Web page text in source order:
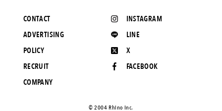
INSTAGRAM
LINE
X
FACEBOOK
CONTACT
ADVERTISING
POLICY
RECRUIT
COMPANY
©️ 2004 Rhino Inc.